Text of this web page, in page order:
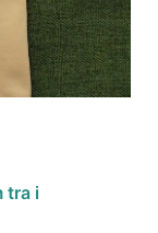
tra i